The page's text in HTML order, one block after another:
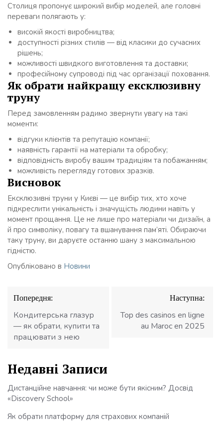
Столиця пропонує широкий вибір моделей, але головні
переваги полягають у:
високій якості виробництва;
доступності різних стилів — від класики до сучасних
рішень;
можливості швидкого виготовлення та доставки;
професійному супроводі під час організації поховання.
Як обрати найкращу ексклюзивну
труну
Перед замовленням радимо звернути увагу на такі
моменти:
відгуки клієнтів та репутацію компанії;
наявність гарантії на матеріали та обробку;
відповідність виробу вашим традиціям та побажанням;
можливість перегляду готових зразків.
Висновок
Ексклюзивні труни у Києві — це вибір тих, хто хоче
підкреслити унікальність і значущість людини навіть у
момент прощання. Це не лише про матеріали чи дизайн, а
й про символіку, повагу та вшанування пам’яті. Обираючи
таку труну, ви даруєте останню шану з максимальною
гідністю.
Опубліковано в Новини
Навігація
записів
Попередня:
Кондитерська глазур
— як обрати, купити та
працювати з нею
Наступна:
Top des casinos en ligne
au Maroc en 2025
Недавні Записи
Дистанційне навчання: чи може бути якісним? Досвід
«Discovery School»
Як обрати платформу для страхових компаній